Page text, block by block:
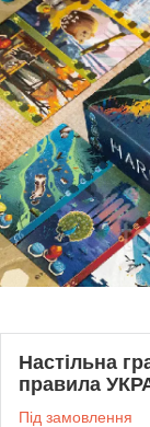
Настільна
правила
Під замовлення